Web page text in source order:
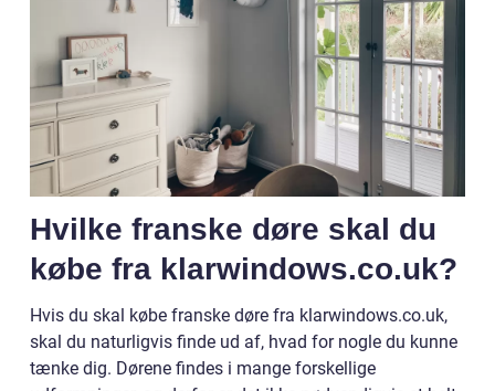
Hvilke franske døre skal du
købe fra klarwindows.co.uk?
Hvis du skal købe franske døre fra klarwindows.co.uk,
skal du naturligvis finde ud af, hvad for nogle du kunne
tænke dig. Dørene findes i mange forskellige